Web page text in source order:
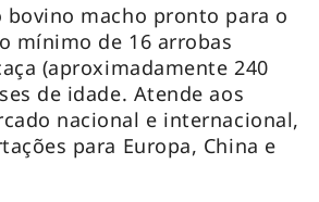
bovino macho pronto para o
mínimo de 16 arrobas
(aproximadamente 240
de idade. Atende aos
nacional e internacional,
para Europa, China e